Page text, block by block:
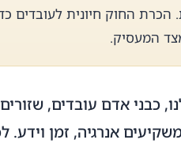
הכרת החוק חיונית לעובדים
המעסיק.
כבני אדם עובדים,
אנרגיה, זמן וידע.